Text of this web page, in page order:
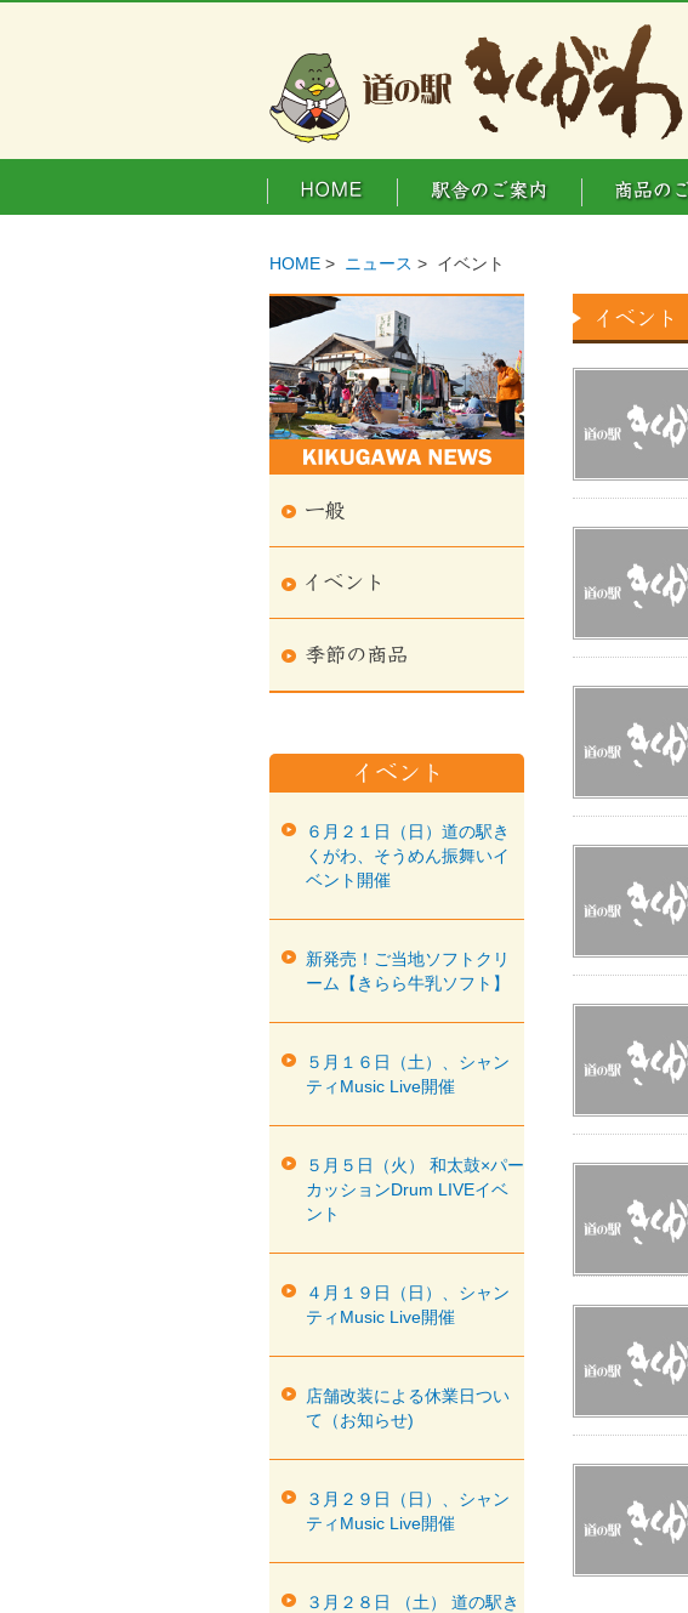
HOME > ニュース > イベント
６月２１日（日）道の駅き
くがわ、そうめん振舞いイ
ベント開催
新発売！ご当地ソフトクリ
ーム【きらら牛乳ソフト】
５月１６日（土）、シャン
ティMusic Live開催
５月５日（火） 和太鼓×パー
カッションDrum LIVEイベ
ント
４月１９日（日）、シャン
ティMusic Live開催
店舗改装による休業日つい
て（お知らせ)
３月２９日（日）、シャン
ティMusic Live開催
３月２８日 （土） 道の駅き